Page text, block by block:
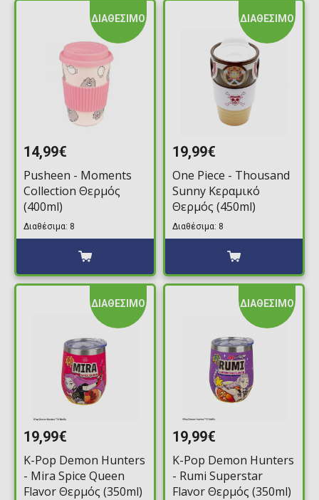
ΔΙΑΘΕΣΙΜΟ
14,99€
Pusheen - Moments
Collection Θερμός
(400ml)
Διαθέσιμα: 8
ΔΙΑΘΕΣΙΜΟ
19,99€
One Piece - Thousand
Sunny Κεραμικό
Θερμός (450ml)
Διαθέσιμα: 8
ΔΙΑΘΕΣΙΜΟ
19,99€
K-Pop Demon Hunters
- Mira Spice Queen
Flavor Θερμός (350ml)
ΔΙΑΘΕΣΙΜΟ
19,99€
K-Pop Demon Hunters
- Rumi Superstar
Flavor Θερμός (350ml)